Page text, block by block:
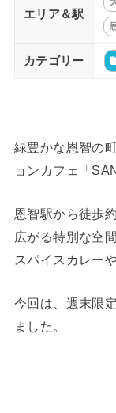
エリア＆駅
カテゴリー
緑豊かな恩智の
ョンカフェ「
恩智駅から徒歩
広がる特別な空
スパイスカレー
今回は、週末限
ました。